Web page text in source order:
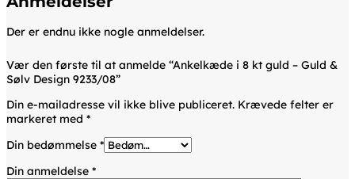
Der er endnu ikke nogle anmeldelser.
Vær den første til at anmelde “Ankelkæde i 8 kt guld – Guld &
Sølv Design 9233/08”
Din e-mailadresse vil ikke blive publiceret. Krævede felter er
markeret med *
Din bedømmelse *
Din anmeldelse *